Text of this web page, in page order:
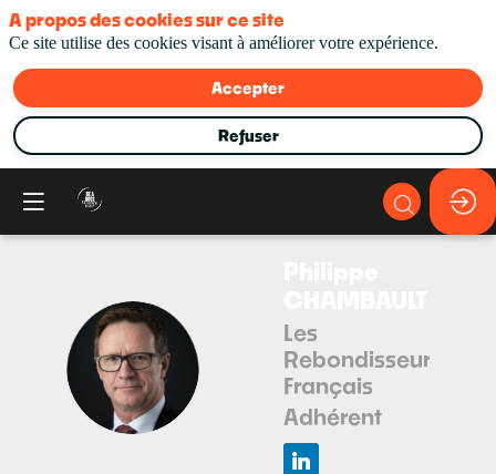
PC
Les
Rebondisseurs
Français
Adhérent
A propos des cookies sur ce site
Ce site utilise des cookies visant à améliorer votre expérience.
Accepter
Refuser